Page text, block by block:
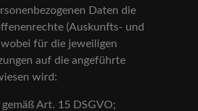
Daten die
(Auskunfts- und
für die jeweiligen
auf die angeführte
wird:
Art. 15 DSGVO;